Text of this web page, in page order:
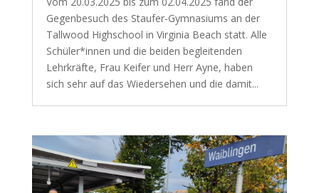
Gegenbesuch des Staufer-Gymnasiums an der
Tallwood Highschool in Virginia Beach statt. Alle
Schüler*innen und die beiden begleitenden
Lehrkräfte, Frau Keifer und Herr Ayne, haben
sich sehr auf das Wiedersehen und die damit...